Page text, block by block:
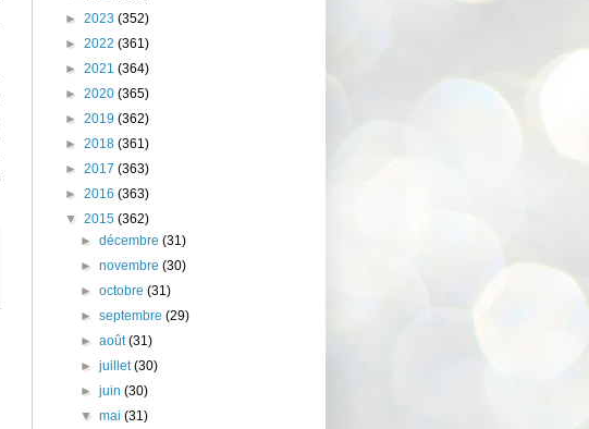
► 2023 (352)
► 2022 (361)
► 2021 (364)
► 2020 (365)
► 2019 (362)
► 2018 (361)
► 2017 (363)
► 2016 (363)
▼ 2015 (362)
►décembre(31)
►novembre(30)
►octobre(31)
►septembre(29)
►août(31)
►juillet(30)
►juin(30)
▼mai(31)